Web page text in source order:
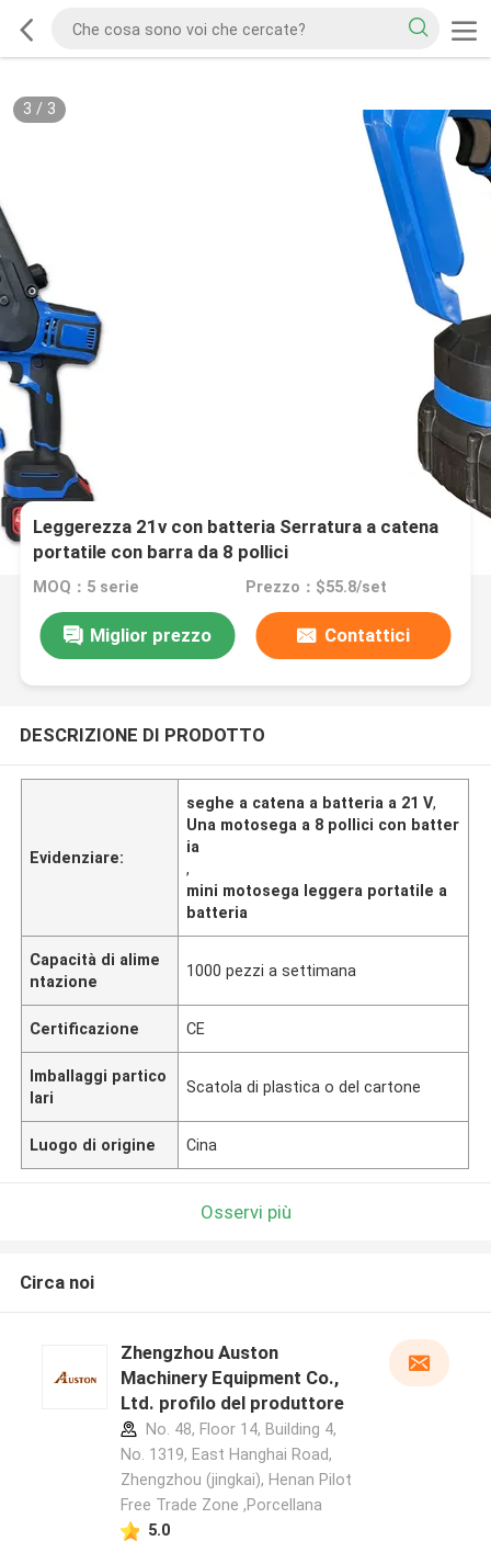
3 / 3
Leggerezza 21v con batteria Serratura a catena
portatile con barra da 8 pollici
MOQ：5 serie Prezzo：$55.8/set
Miglior prezzo Contattici
DESCRIZIONE DI PRODOTTO
Evidenziare:
seghe a catena a batteria a 21 V,
Una motosega a 8 pollici con batter
ia
,
mini motosega leggera portatile a
batteria
Capacità di alime
ntazione
1000 pezzi a settimana
Certificazione CE
Imballaggi partico
lari
Scatola di plastica o del cartone
Luogo di origine Cina
Osservi più
Circa noi
Zhengzhou Auston
Machinery Equipment Co.,
Ltd. profilo del produttore
No. 48, Floor 14, Building 4,
No. 1319, East Hanghai Road,
Zhengzhou (jingkai), Henan Pilot
Free Trade Zone ,Porcellana
5.0